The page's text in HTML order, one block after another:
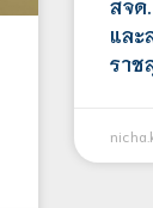
สจด
และ
ราช